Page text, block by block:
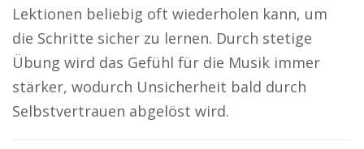
Lektionen beliebig oft wiederholen kann, um
die Schritte sicher zu lernen. Durch stetige
Übung wird das Gefühl für die Musik immer
stärker, wodurch Unsicherheit bald durch
Selbstvertrauen abgelöst wird.